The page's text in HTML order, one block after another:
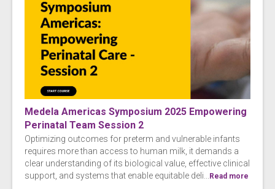
Medela Americas Symposium 2025 Empowering
Perinatal Team Session 2
Optimizing outcomes for preterm and vulnerable infants
requires more than access to human milk, it demands a
clear understanding of its biological value, effective clinical
support, and systems that enable equitable deli... Read more